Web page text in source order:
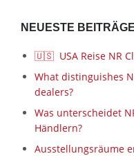
NEUESTE BEITRÄGE
🇺🇸 USA Reise NR
What distinguishes
dealers?
Was unterscheidet
Händlern?
Ausstellungsräume